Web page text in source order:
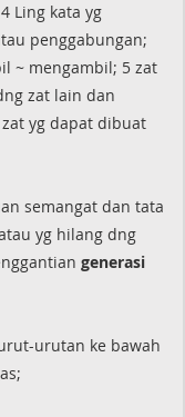
Ling kata yg
penggabungan;
~ mengambil; 5 zat
zat lain dan
yg dapat dibuat
semangat dan tata
yg hilang dng
generasi
urutan ke bawah